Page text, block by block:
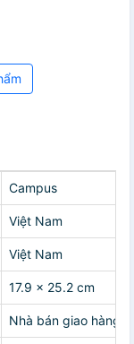
Campus
Việt Nam
Việt Nam
17.9 x 25.2 cm
Nhà bán giao hàng